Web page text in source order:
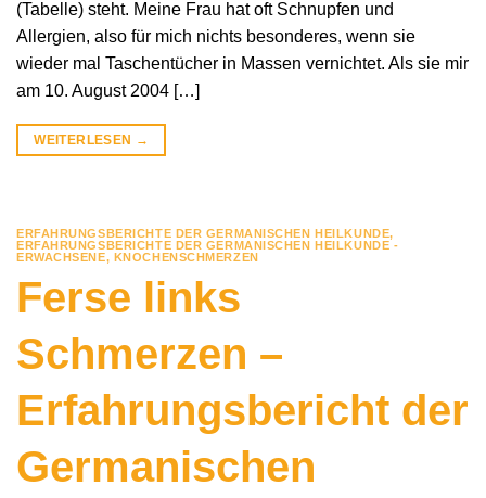
(Tabelle) steht. Meine Frau hat oft Schnupfen und
Allergien, also für mich nichts besonderes, wenn sie
wieder mal Taschentücher in Massen vernichtet. Als sie mir
am 10. August 2004 […]
WEITERLESEN →
ERFAHRUNGSBERICHTE DER GERMANISCHEN HEILKUNDE,
ERFAHRUNGSBERICHTE DER GERMANISCHEN HEILKUNDE -
ERWACHSENE, KNOCHENSCHMERZEN
Ferse links
Schmerzen –
Erfahrungsbericht der
Germanischen